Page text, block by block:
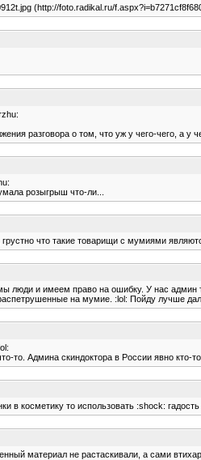
(http://foto.radikal.ru/
разговора о том, что уж у чего-чего, а у
розыгрыш что-ли...
что такие товарищи с мумиями
люди и имеем право на ошибку. У нас
на мумие. :lol: Пойду лучше
то. Админа скиндоктора в России явно кто-
в косметику то использовать :shock:
материал не растаскивали, а сами